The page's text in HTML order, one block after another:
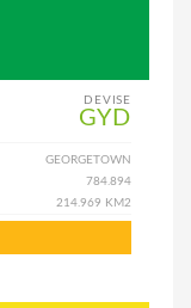
DEVISE
GYD
GEORGETOWN
784.894
214.969 KM2